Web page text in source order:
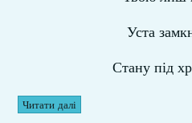
Уста
Стану під
Читати далі